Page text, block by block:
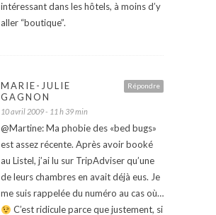
intéressant dans les hôtels, à moins d’y
aller “boutique”.
Répondre
MARIE-JULIE
GAGNON
10 avril 2009 - 11 h 39 min
@Martine: Ma phobie des «bed bugs»
est assez récente. Après avoir booké
au Listel, j’ai lu sur TripAdviser qu’une
de leurs chambres en avait déjà eus. Je
me suis rappelée du numéro au cas où…
C’est ridicule parce que justement, si